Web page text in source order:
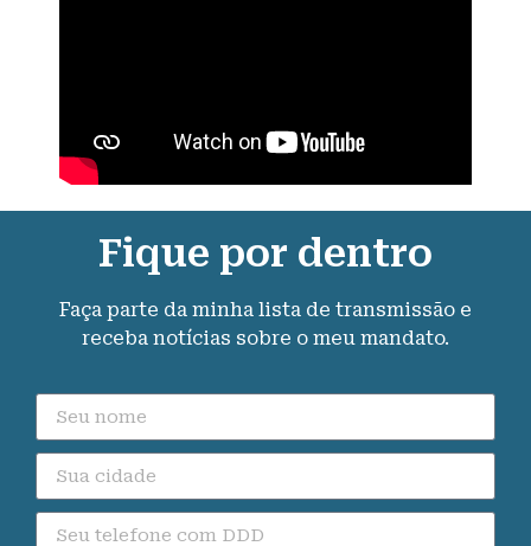
Fique por dentro
Faça parte da minha lista de transmissão e
receba notícias sobre o meu mandato.